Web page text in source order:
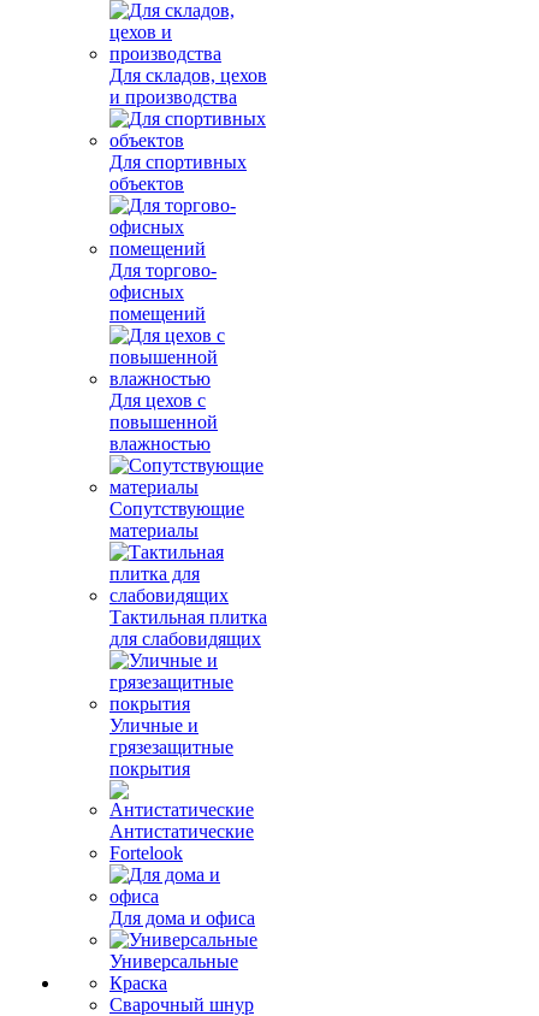
Для складов, цехов
и производства
Для спортивных
объектов
Для торгово-
офисных
помещений
Для цехов с
повышенной
влажностью
Сопутствующие
материалы
Тактильная плитка
для слабовидящих
Уличные и
грязезащитные
покрытия
Антистатические
Fortelook
Для дома и офиса
Универсальные
Краска
Сварочный шнур